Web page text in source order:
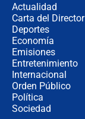
Actualidad
Carta del Director
Deportes
Economía
Emisiones
Entretenimiento
Internacional
Orden Público
Política
Sociedad